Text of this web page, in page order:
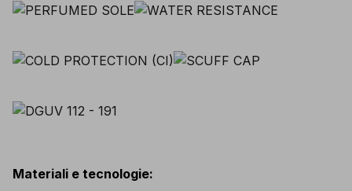
Materiali e tecnologie: